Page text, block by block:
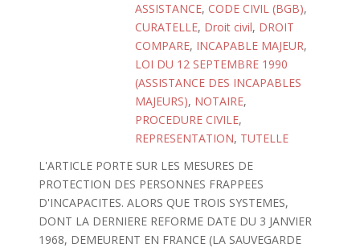
ASSISTANCE, CODE CIVIL (BGB),
CURATELLE, Droit civil, DROIT
COMPARE, INCAPABLE MAJEUR,
LOI DU 12 SEPTEMBRE 1990
(ASSISTANCE DES INCAPABLES
MAJEURS), NOTAIRE,
PROCEDURE CIVILE,
REPRESENTATION, TUTELLE
L'ARTICLE PORTE SUR LES MESURES DE
PROTECTION DES PERSONNES FRAPPEES
D'INCAPACITES. ALORS QUE TROIS SYSTEMES,
DONT LA DERNIERE REFORME DATE DU 3 JANVIER
1968, DEMEURENT EN FRANCE (LA SAUVEGARDE